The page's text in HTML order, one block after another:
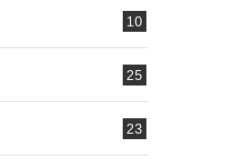
10
25
23